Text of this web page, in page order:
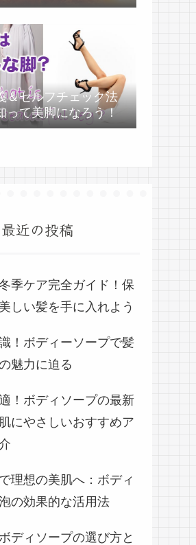
＆セルフチェック法
って美脚になろう！
最近の投稿
季ケア完全ガイド！保
しい髪を手に入れよう
！ボディーソープで髪
魅力に迫る
！ボディソープの最新
にやさしいおすすめア
理想の美肌へ：ボディ
の効果的な活用法
ディソープの選び方と